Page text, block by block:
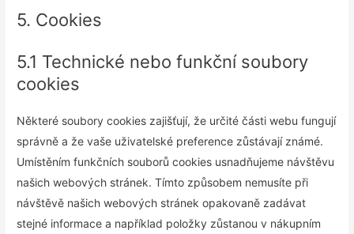
5. Cookies
5.1 Technické nebo funkční soubory
cookies
Některé soubory cookies zajišťují, že určité části webu fungují
správně a že vaše uživatelské preference zůstávají známé.
Umístěním funkčních souborů cookies usnadňujeme návštěvu
našich webových stránek. Tímto způsobem nemusíte při
návštěvě našich webových stránek opakovaně zadávat
stejné informace a například položky zůstanou v nákupním